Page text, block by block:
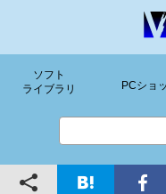
ソフト
ライブラリ
PCショ